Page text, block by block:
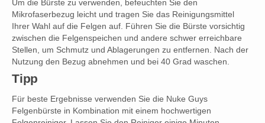
Um die Bürste zu verwenden, befeuchten Sie den
Mikrofaserbezug leicht und tragen Sie das Reinigungsmittel
Ihrer Wahl auf die Felgen auf. Führen Sie die Bürste vorsichtig
zwischen die Felgenspeichen und andere schwer erreichbare
Stellen, um Schmutz und Ablagerungen zu entfernen. Nach der
Nutzung den Bezug abnehmen und bei 40 Grad waschen.
Tipp
Für beste Ergebnisse verwenden Sie die Nuke Guys
Felgenbürste in Kombination mit einem hochwertigen